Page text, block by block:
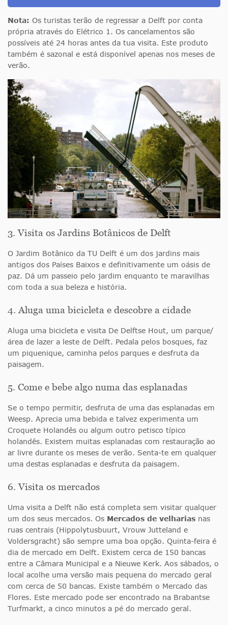
Nota: Os turistas terão de regressar a Delft por conta
própria através do Elétrico 1. Os cancelamentos são
possíveis até 24 horas antes da tua visita. Este produto
também é sazonal e está disponível apenas nos meses de
verão.
3. Visita os Jardins Botânicos de Delft
O Jardim Botânico da TU Delft é um dos jardins mais
antigos dos Países Baixos e definitivamente um oásis de
paz. Dá um passeio pelo jardim enquanto te maravilhas
com toda a sua beleza e história.
4. Aluga uma bicicleta e descobre a cidade
Aluga uma bicicleta e visita De Delftse Hout, um parque/
área de lazer a leste de Delft. Pedala pelos bosques, faz
um piquenique, caminha pelos parques e desfruta da
paisagem.
5. Come e bebe algo numa das esplanadas
Se o tempo permitir, desfruta de uma das esplanadas em
Weesp. Aprecia uma bebida e talvez experimenta um
Croquete Holandês ou algum outro petisco típico
holandês. Existem muitas esplanadas com restauração ao
ar livre durante os meses de verão. Senta-te em qualquer
uma destas esplanadas e desfruta da paisagem.
6. Visita os mercados
Uma visita a Delft não está completa sem visitar qualquer
um dos seus mercados. Os Mercados de velharias nas
ruas centrais (Hippolytusbuurt, Vrouw Jutteland e
Voldersgracht) são sempre uma boa opção. Quinta-feira é
dia de mercado em Delft. Existem cerca de 150 bancas
entre a Câmara Municipal e a Nieuwe Kerk. Aos sábados, o
local acolhe uma versão mais pequena do mercado geral
com cerca de 50 bancas. Existe também o Mercado das
Flores. Este mercado pode ser encontrado na Brabantse
Turfmarkt, a cinco minutos a pé do mercado geral.